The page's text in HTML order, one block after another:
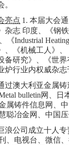
。
亮点 1. 本届大会
杂志 印度、《钢
《Industrial
、《机械工人》
备研究》、《世
炉行业内权威杂
过澳大利亚金属铸
bulletin网、日
属铸件信息网、
聪冶金网、中国
浪公司成立十人
、电视台、微信